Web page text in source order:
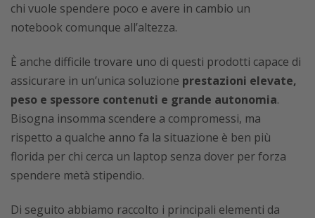
chi vuole spendere poco e avere in cambio un
notebook comunque all’altezza.
È anche difficile trovare uno di questi prodotti capace di
assicurare in un’unica soluzione prestazioni elevate,
peso e spessore contenuti e grande autonomia.
Bisogna insomma scendere a compromessi, ma
rispetto a qualche anno fa la situazione è ben più
florida per chi cerca un laptop senza dover per forza
spendere metà stipendio.
Di seguito abbiamo raccolto i principali elementi da